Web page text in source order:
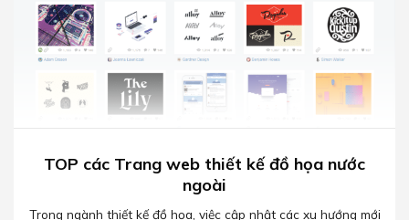
TOP các Trang web thiết kế đồ họa nước
ngoài
Trong ngành thiết kế đồ họa, việc cập nhật các xu hướng mới